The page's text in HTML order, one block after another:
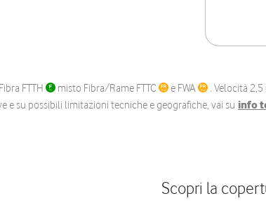
FTTH misto Fibra/Rame FTTC e FWA . Velocità
e su possibili limitazioni tecniche e geografiche, vai su info
Scopri la